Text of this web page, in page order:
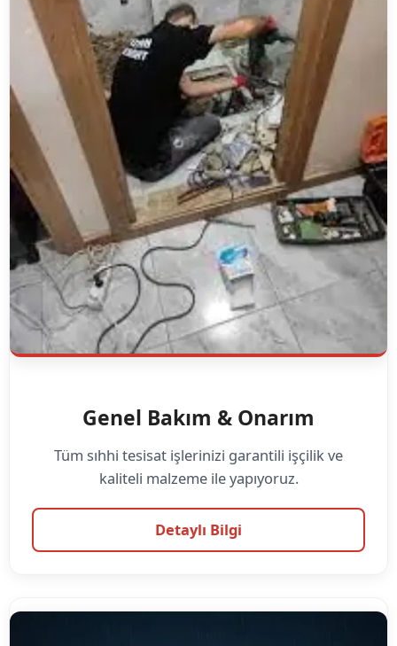
Genel Bakım & Onarım
Tüm sıhhi tesisat işlerinizi garantili işçilik ve
kaliteli malzeme ile yapıyoruz.
Detaylı Bilgi